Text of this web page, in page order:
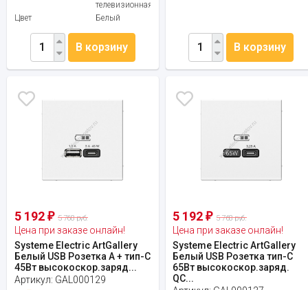
телевизионная
Цвет
Белый
В корзину В корзину
5 192 ₽ 5 768 руб.
Цена при заказе онлайн!
Systeme Electric ArtGallery
Белый USB Розетка A + тип-C
45Вт высокоскор.заряд...
Артикул: GAL000129
5 192₽ 5 768 руб.
Цена при заказе онлайн!
Systeme Electric ArtGallery
Белый USB Розетка тип-С
65Вт высокоскор.заряд.
QC...